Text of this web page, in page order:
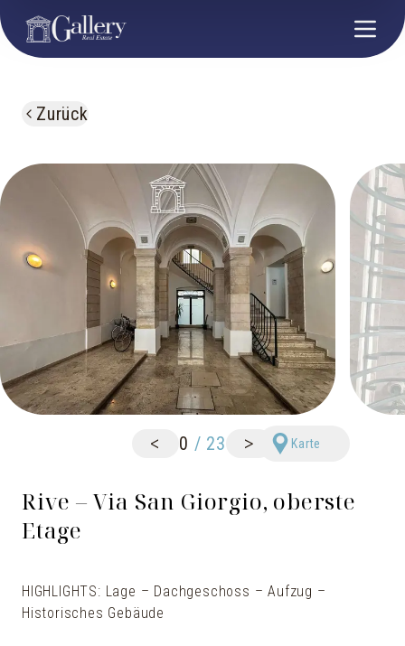
Zurück
< 0 / 23 > Karte
Rive – Via San Giorgio, oberste
Etage
HIGHLIGHTS: Lage – Dachgeschoss – Aufzug –
Historisches Gebäude